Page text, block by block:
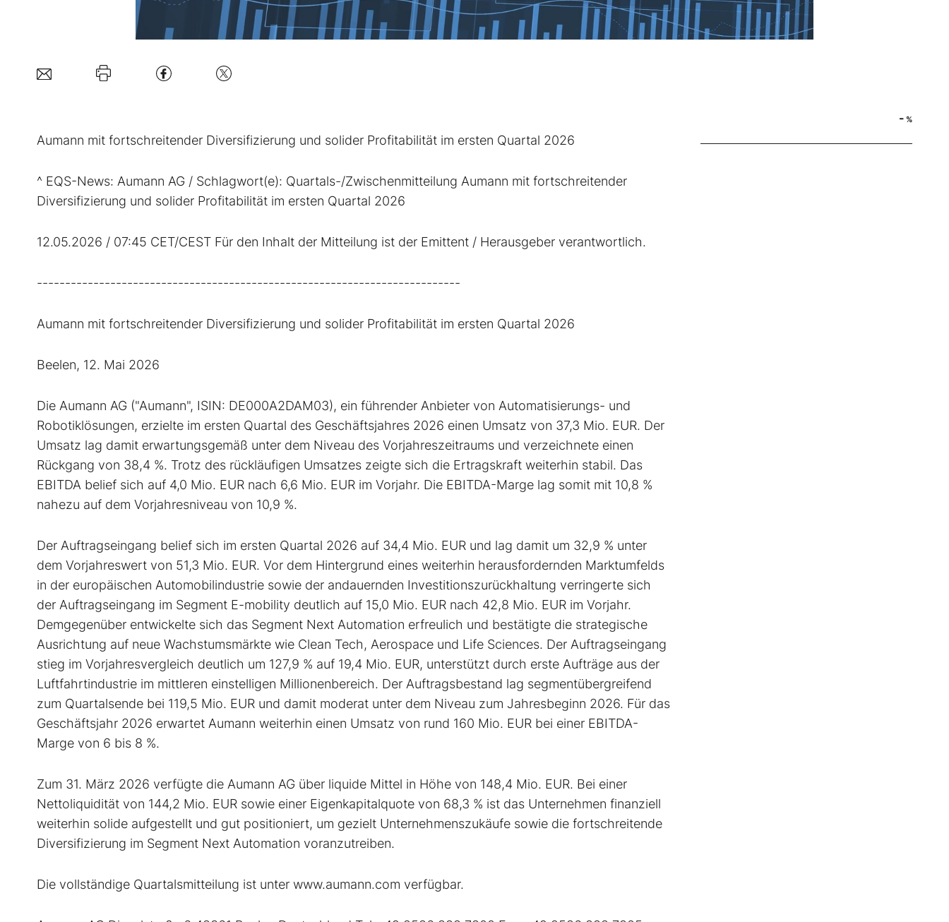
Aumann mit fortschreitender Diversifizierung und solider Profitabilität im ersten Quartal 2026
^ EQS-News: Aumann AG / Schlagwort(e): Quartals-/Zwischenmitteilung Aumann mit fortschreitender
Diversifizierung und solider Profitabilität im ersten Quartal 2026
12.05.2026 / 07:45 CET/CEST Für den Inhalt der Mitteilung ist der Emittent / Herausgeber verantwortlich.
---------------------------------------------------------------------------
Aumann mit fortschreitender Diversifizierung und solider Profitabilität im ersten Quartal 2026
Beelen, 12. Mai 2026
Die Aumann AG ("Aumann", ISIN: DE000A2DAM03), ein führender Anbieter von Automatisierungs- und
Robotiklösungen, erzielte im ersten Quartal des Geschäftsjahres 2026 einen Umsatz von 37,3 Mio. EUR. Der
Umsatz lag damit erwartungsgemäß unter dem Niveau des Vorjahreszeitraums und verzeichnete einen
Rückgang von 38,4 %. Trotz des rückläufigen Umsatzes zeigte sich die Ertragskraft weiterhin stabil. Das
EBITDA belief sich auf 4,0 Mio. EUR nach 6,6 Mio. EUR im Vorjahr. Die EBITDA-Marge lag somit mit 10,8 %
nahezu auf dem Vorjahresniveau von 10,9 %.
Der Auftragseingang belief sich im ersten Quartal 2026 auf 34,4 Mio. EUR und lag damit um 32,9 % unter
dem Vorjahreswert von 51,3 Mio. EUR. Vor dem Hintergrund eines weiterhin herausfordernden Marktumfelds
in der europäischen Automobilindustrie sowie der andauernden Investitionszurückhaltung verringerte sich
der Auftragseingang im Segment E-mobility deutlich auf 15,0 Mio. EUR nach 42,8 Mio. EUR im Vorjahr.
Demgegenüber entwickelte sich das Segment Next Automation erfreulich und bestätigte die strategische
Ausrichtung auf neue Wachstumsmärkte wie Clean Tech, Aerospace und Life Sciences. Der Auftragseingang
stieg im Vorjahresvergleich deutlich um 127,9 % auf 19,4 Mio. EUR, unterstützt durch erste Aufträge aus der
Luftfahrtindustrie im mittleren einstelligen Millionenbereich. Der Auftragsbestand lag segmentübergreifend
zum Quartalsende bei 119,5 Mio. EUR und damit moderat unter dem Niveau zum Jahresbeginn 2026. Für das
Geschäftsjahr 2026 erwartet Aumann weiterhin einen Umsatz von rund 160 Mio. EUR bei einer EBITDA-
Marge von 6 bis 8 %.
Zum 31. März 2026 verfügte die Aumann AG über liquide Mittel in Höhe von 148,4 Mio. EUR. Bei einer
Nettoliquidität von 144,2 Mio. EUR sowie einer Eigenkapitalquote von 68,3 % ist das Unternehmen finanziell
weiterhin solide aufgestellt und gut positioniert, um gezielt Unternehmenszukäufe sowie die fortschreitende
Diversifizierung im Segment Next Automation voranzutreiben.
Die vollständige Quartalsmitteilung ist unter www.aumann.com verfügbar.
- %